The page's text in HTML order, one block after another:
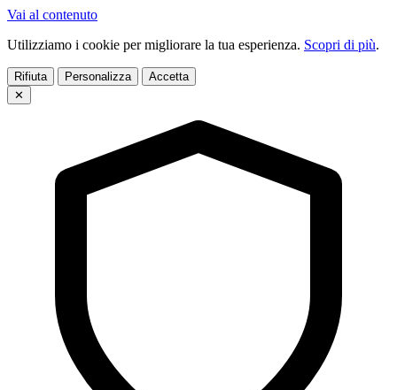
Vai al contenuto
Utilizziamo i cookie per migliorare la tua esperienza. Scopri di più.
Rifiuta Personalizza
Accetta
✕